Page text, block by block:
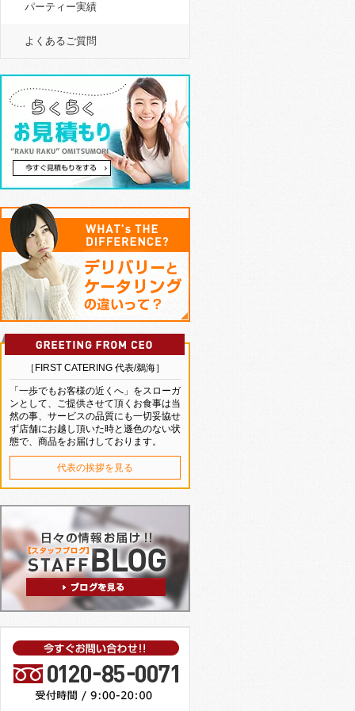
パーティー実績
よくあるご質問
［FIRST CATERING 代表/鵜海］
「一歩でもお客様の近くへ」をスローガ
ンとして、ご提供させて頂くお食事は当
然の事、サービスの品質にも一切妥協せ
ず店舗にお越し頂いた時と遜色のない状
態で、商品をお届けしております。
代表の挨拶を見る